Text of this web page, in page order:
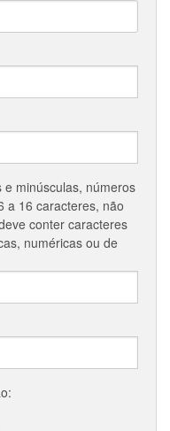
minúsculas, números
a 16 caracteres, não
conter caracteres
numéricas ou de